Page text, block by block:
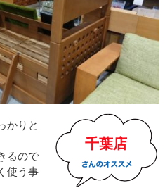
千葉店
かりと
るので
使う事